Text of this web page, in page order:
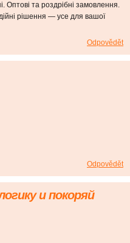
Оптові та роздрібні замовлення.
рішення — усе для вашої
Odpovědět
Odpovědět
и покоряй